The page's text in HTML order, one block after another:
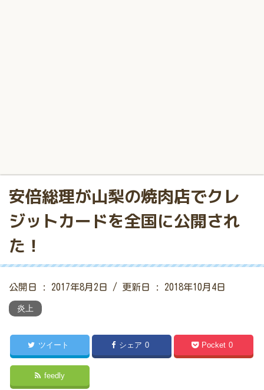
安倍総理が山梨の焼肉店でクレ
ジットカードを全国に公開され
た！
公開日 : 2017年8月2日 / 更新日 : 2018年10月4日
炎上
ツイート シェア 0 Pocket 0
feedly